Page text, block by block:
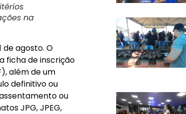
na
de agosto. O
ficha de inscrição
além de um
definitivo ou
ou
JPG, JPEG,